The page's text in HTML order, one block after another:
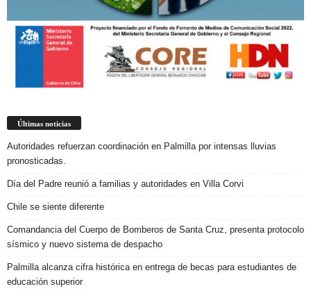
Últimas noticias
Autoridades refuerzan coordinación en Palmilla por intensas lluvias
pronosticadas.
Día del Padre reunió a familias y autoridades en Villa Corvi
Chile se siente diferente
Comandancia del Cuerpo de Bomberos de Santa Cruz, presenta protocolo
sísmico y nuevo sistema de despacho
Palmilla alcanza cifra histórica en entrega de becas para estudiantes de
educación superior